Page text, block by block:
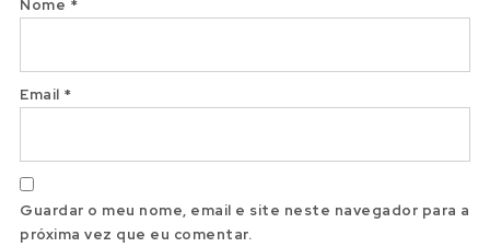
Nome *
Email *
Guardar o meu nome, email e site neste navegador para a
próxima vez que eu comentar.